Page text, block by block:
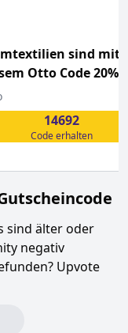
sind mit
Otto Code 20%
14692
Code erhalten
sind älter oder
negativ
Upvote